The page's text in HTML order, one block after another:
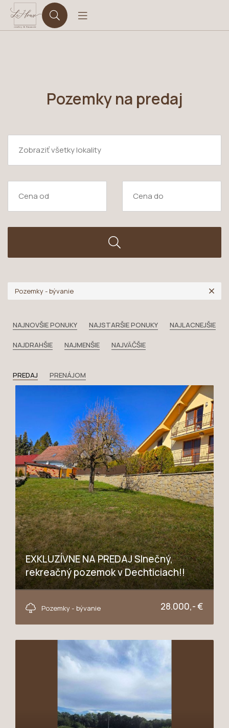
Pozemky na predaj
Pozemky - bývanie
NAJNOVŠIE PONUKY NAJSTARŠIE PONUKY NAJLACNEJŠIE
NAJDRAHŠIE NAJMENŠIE NAJVÄČŠIE
PREDAJ PRENÁJOM
EXKLUZÍVNE NA PREDAJ Slnečný,
rekreačný pozemok v Dechticiach!!
Pozemky - bývanie
28.000,- €